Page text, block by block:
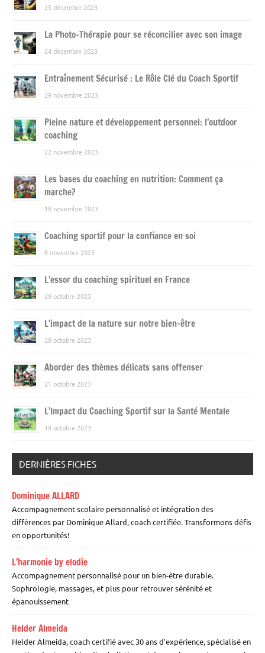
25 décembre 2023
La Photo-Thérapie pour se réconcilier avec son image
24 décembre 2023
Entraînement Sécurisé : Le Rôle Clé du Coach Sportif
29 novembre 2023
Pleine nature et développement personnel: l’outdoor
coaching
22 novembre 2023
Les bases du coaching en nutrition: Comment ça
marche?
18 novembre 2023
Coaching sportif pour la confiance en soi
8 novembre 2023
L’essor du coaching spirituel en France
29 octobre 2023
L’impact de la nature sur notre bien-être
28 octobre 2023
Aborder des thèmes délicats sans offenser
21 octobre 2023
L’Impact du Coaching Sportif sur la Santé Mentale
19 octobre 2023
DERNIÈRES FICHES
Dominique ALLARD
Accompagnement scolaire personnalisé et intégration des
différences par Dominique Allard, coach certifiée. Transformons défis
en opportunités!
L’harmonie by elodie
Accompagnement personnalisé pour un bien-être durable.
Sophrologie, massages, et plus pour retrouver sérénité et
épanouissement
Helder Almeida
Helder Almeida, coach certifié avec 30 ans d'expérience, spécialisé en